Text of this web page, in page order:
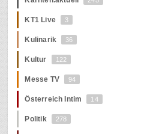
KT1 Live 3
Kulinarik 36
Kultur 122
Messe TV 94
Österreich Intim 14
Politik 278